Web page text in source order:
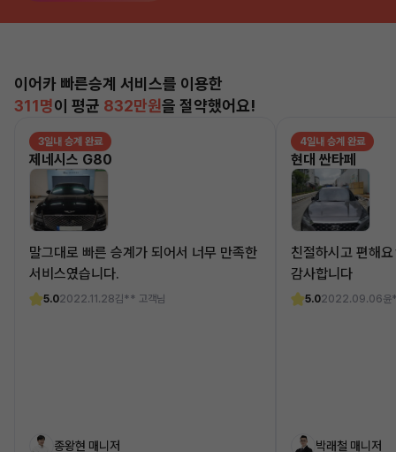
이어카 빠른승계 서비스를 이용한
311명이 평균 832만원을 절약했어요!
3일내 승계 완료
제네시스 G80
말그대로 빠른 승계가 되어서 너무 만족한
서비스였습니다.
5.02022.11.28김** 고객님
종왕현 매니저
4일내 승계 완료
현대 싼타페
친절하시고 편해
감사합니다
5.02022.09.06윤
박래철 매니저